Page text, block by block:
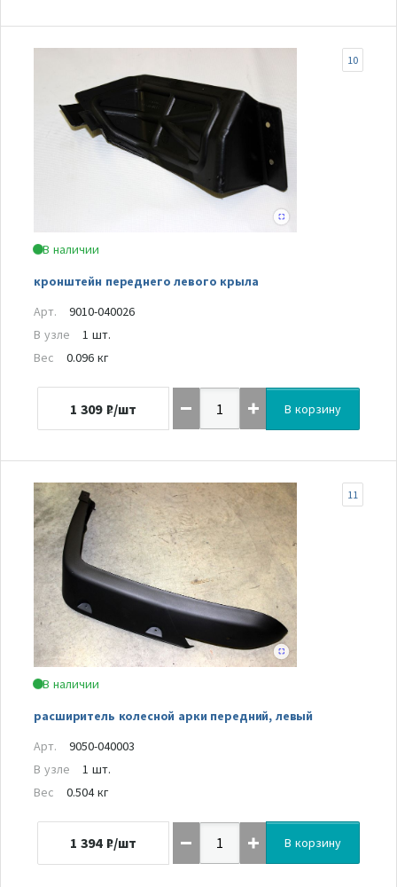
В наличии
кронштейн переднего левого крыла
10
Арт.
9010-040026
В узле
1 шт.
Вес
0.096 кг
1 309 ₽/шт В корзину
В наличии
расширитель колесной арки передний, левый
11
Арт.
9050-040003
В узле
1 шт.
Вес
0.504 кг
1 394 ₽/шт В корзину